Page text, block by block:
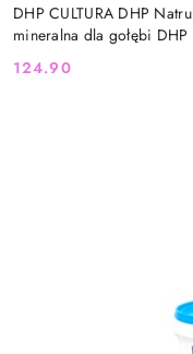
DHP CULTURA DHP
mineralna dla gołębi DHP
Cena:
124.90